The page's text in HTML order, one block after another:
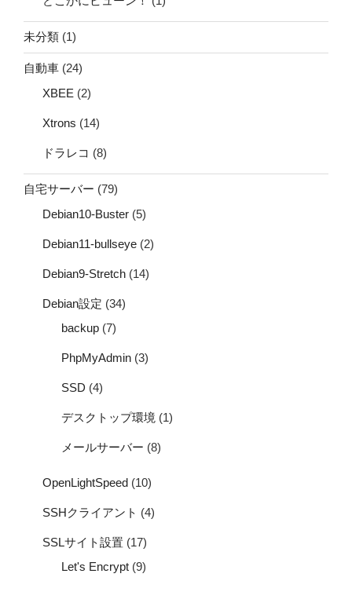
未分類 (1)
自動車 (24)
XBEE (2)
Xtrons (14)
ドラレコ (8)
自宅サーバー (79)
Debian10-Buster (5)
Debian11-bullseye (2)
Debian9-Stretch (14)
Debian設定 (34)
backup (7)
PhpMyAdmin (3)
SSD (4)
デスクトップ環境 (1)
メールサーバー (8)
OpenLightSpeed (10)
SSHクライアント (4)
SSLサイト設置 (17)
Let's Encrypt (9)